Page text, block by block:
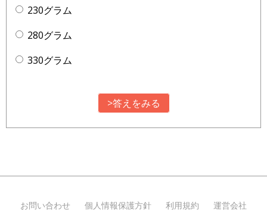
230グラム
280グラム
330グラム
>答えをみる
お問い合わせ 個人情報保護方針 利用規約 運営会社